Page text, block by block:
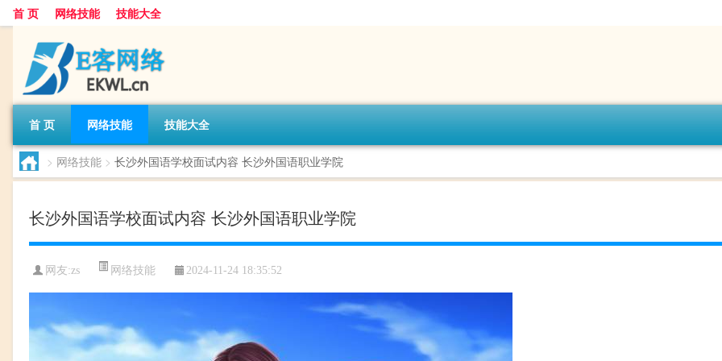
首 页 网络技能 技能大全
首 页 网络技能 技能大全
> 网络技能 > 长沙外国语学校面试内容 长沙外国语职业学院
长沙外国语学校面试内容 长沙外国语职业学院
网友:zs 网络技能 2024-11-24 18:35:52